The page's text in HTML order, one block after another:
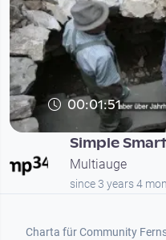
00:01:51
Simple
Multiauge
since 3 years 4
Footer 1
Charta für Community